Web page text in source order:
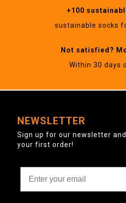
+100
sustainable socks
Not satisfied?
Within 30 days
NEWSLETTER
Sign up for our newsletter
your first order!